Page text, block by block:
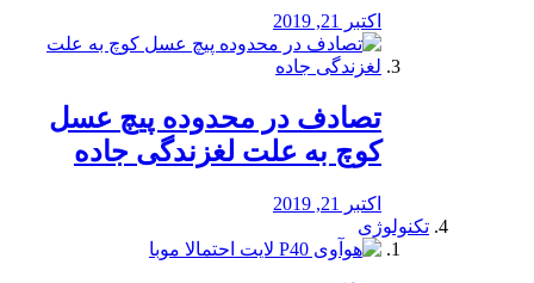
اکتبر 21, 2019
تصادف در محدوده پیچ عسل
کوچ به علت لغزندگی جاده
اکتبر 21, 2019
تکنولوژی